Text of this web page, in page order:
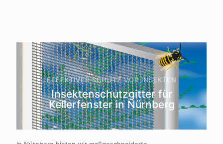
EFFEKTIVER SCHUTZ VOR INSEKTEN
Insektenschutzgitter für
Kellerfenster in Nürnberg